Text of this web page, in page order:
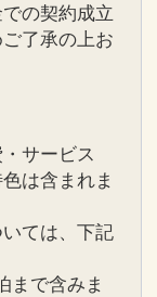
の契約成立
了承の上お
サービス
は含まれま
ては、下記
まで含みま